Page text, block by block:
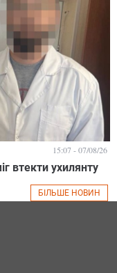
втекти ухилянту
15:07 - 07/08/26
БІЛЬШЕ НОВИН